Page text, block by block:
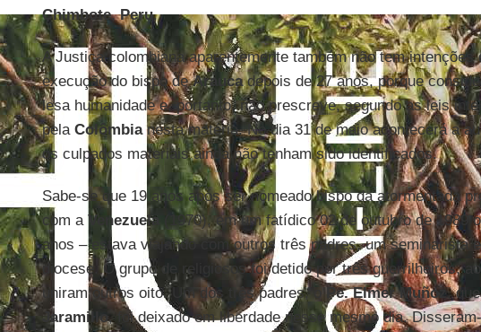
Chimbote,Peru.
A Justiça colombiana aparentemente também não tem intenções
execução do bispo deAraucadepois de 27 anos, porque
lesa humanidade e, portanto, não prescreve, segundo as leis
pela Colômbianesta matéria. No dia 31 de maio acontecerá a
os culpados materiais ainda não tenham sido identificados.
Sabe-se que 19 anos após ser nomeado bispo da atormentada
com a Venezuela
(1970), em um fatídico 02 de outubro de 1989
anos – estava viajando com outros três padres, um seminarista
diocese. O grupo de religiosos foi detido por três guerrilheiros,
uniram outros oito. Um dos três padres, oPe. Elmer Muñoz,
Jaramillo, foi deixado em liberdade nesse mesmo dia.